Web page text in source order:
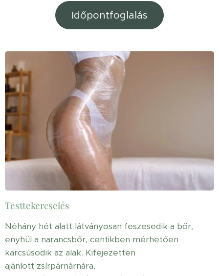
Időpontfoglalás
Testtekercselés
Néhány hét alatt látványosan feszesedik a bőr,
enyhül a narancsbőr, centikben mérhetően
karcsúsodik az alak. Kifejezetten
ajánlott zsírpárnárnára,